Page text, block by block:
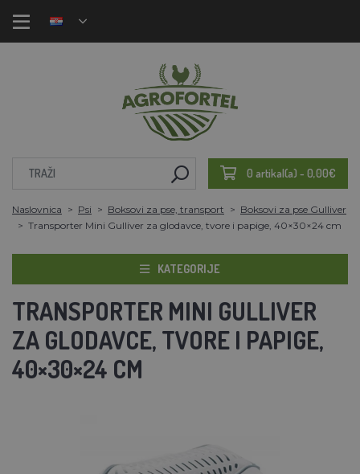
0 artikal(a) - 0,00€
Naslovnica Psi Boksovi za pse, transport
Boksovi za pse Gulliver
Transporter Mini Gulliver za glodavce, tvore i papige, 40×30×24 cm
KATEGORIJE
TRANSPORTER MINI GULLIVER
ZA GLODAVCE, TVORE I PAPIGE,
40×30×24 CM